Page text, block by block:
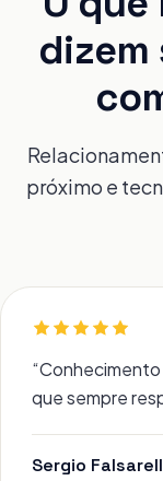
próximo e
“
que sempre
Sergio